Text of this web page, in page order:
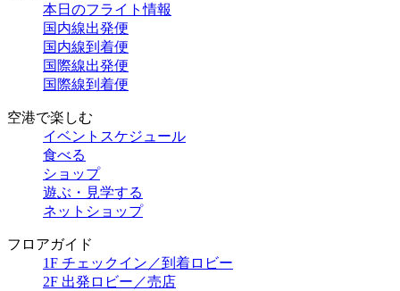
本日のフライト情報
国内線出発便
国内線到着便
国際線出発便
国際線到着便
空港で楽しむ
イベントスケジュール
食べる
ショップ
遊ぶ・見学する
ネットショップ
フロアガイド
1F チェックイン／到着ロビー
2F 出発ロビー／売店